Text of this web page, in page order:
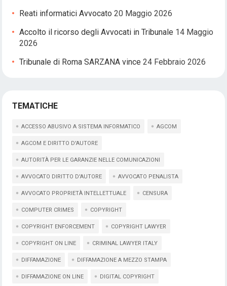
Reati informatici Avvocato 20 Maggio 2026
Accolto il ricorso degli Avvocati in Tribunale 14 Maggio
2026
Tribunale di Roma SARZANA vince 24 Febbraio 2026
TEMATICHE
ACCESSO ABUSIVO A SISTEMA INFORMATICO AGCOM
AGCOM E DIRITTO D'AUTORE
AUTORITÀ PER LE GARANZIE NELLE COMUNICAZIONI
AVVOCATO DIRITTO D'AUTORE AVVOCATO PENALISTA
AVVOCATO PROPRIETÀ INTELLETTUALE CENSURA
COMPUTER CRIMES COPYRIGHT
COPYRIGHT ENFORCEMENT COPYRIGHT LAWYER
COPYRIGHT ON LINE CRIMINAL LAWYER ITALY
DIFFAMAZIONE DIFFAMAZIONE A MEZZO STAMPA
DIFFAMAZIONE ON LINE DIGITAL COPYRIGHT